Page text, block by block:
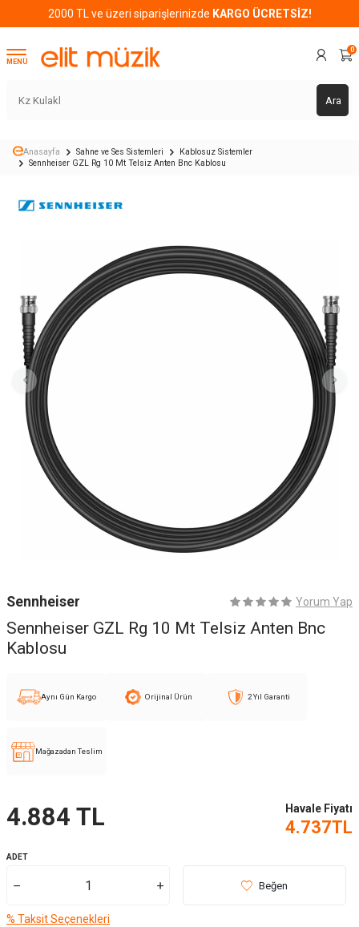
2000 TL ve üzeri siparişlerinizde KARGO ÜCRETSİZ!
MENÜ
Ara
0
Anasayfa Sahne ve Ses Sistemleri
Kablosuz Sistemler
Sennheiser GZL Rg 10 Mt Telsiz Anten Bnc Kablosu
Sennheiser Yorum Yap
Sennheiser GZL Rg 10 Mt Telsiz Anten Bnc
Kablosu
Aynı Gün Kargo Orijinal Ürün 2 Yıl Garanti
Mağazadan Teslim
4.884 TL Havale Fiyatı
4.737TL
ADET
Beğen
% Taksit Seçenekleri